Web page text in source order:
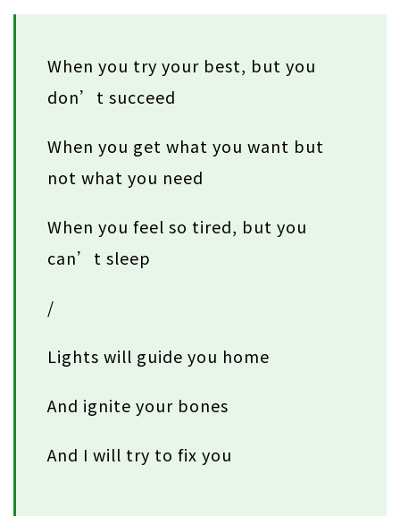
When you try your best, but you
don’t succeed
When you get what you want but
not what you need
When you feel so tired, but you
can’t sleep
/
Lights will guide you home
And ignite your bones
And I will try to fix you